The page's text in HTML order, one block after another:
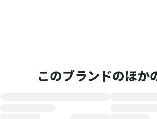
このブランドのほか